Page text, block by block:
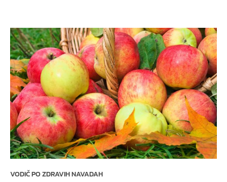
VODIČ PO ZDRAVIH NAVADAH